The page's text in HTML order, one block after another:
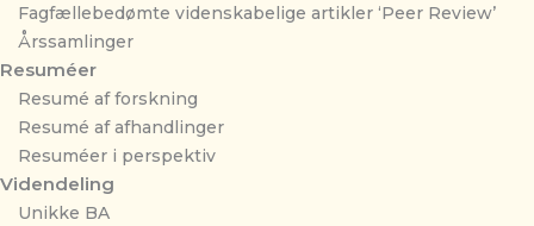
Fagfællebedømte videnskabelige artikler ‘Peer Review’
Årssamlinger
Resuméer
Resumé af forskning
Resumé af afhandlinger
Resuméer i perspektiv
Videndeling
Unikke BA